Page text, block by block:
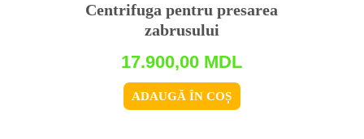
Centrifuga pentru presarea
zabrusului
17.900,00 MDL
ADAUGĂ ÎN COȘ